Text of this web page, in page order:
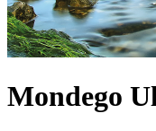
Mondego